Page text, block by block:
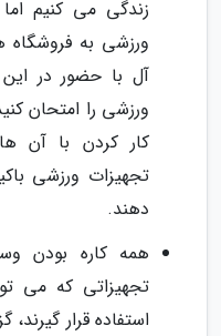
زندگی می کنیم
ورزشی به فروشگاه
آل با حضور در
ورزشی را امتحان
کار کردن با آن
تجهیزات ورزشی
دهند.
همه کاره بودن
تجهیزاتی که می
استفاده قرار